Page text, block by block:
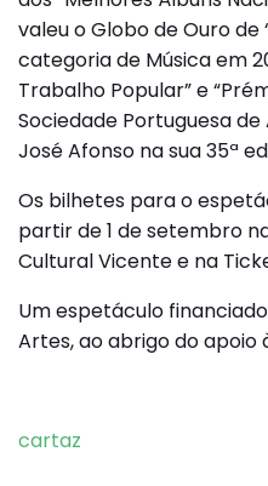
valeu o Globo de Ouro
categoria de Música em
Trabalho Popular” e
Sociedade Portuguesa
José Afonso na sua 35ª
Os bilhetes para o
partir de 1 de setembro
Cultural Vicente e na
Um espetáculo
Artes, ao abrigo do apoio
cartaz